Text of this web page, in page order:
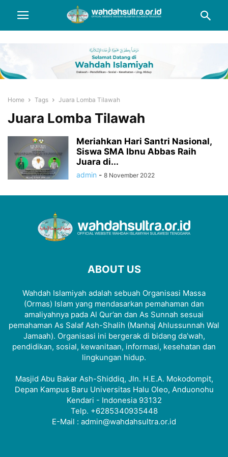
Home Tags Juara Lomba Tilawah
Juara Lomba Tilawah
Meriahkan Hari Santri Nasional,
Siswa SMA Ibnu Abbas Raih
Juara di...
admin - 8 November 2022
ABOUT US
Wahdah Islamiyah adalah sebuah Organisasi Massa
(Ormas) Islam yang mendasarkan pemahaman dan
amaliyahnya pada Al Qur’an dan As Sunnah sesuai
pemahaman As Salaf Ash-Shalih (Manhaj Ahlussunnah Wal
Jamaah). Organisasi ini bergerak di bidang da’wah,
pendidikan, sosial, kewanitaan, informasi, kesehatan dan
lingkungan hidup.
Masjid Abu Bakar Ash-Shiddiq, Jln. H.E.A. Mokodompit,
Depan Kampus Baru Universitas Halu Oleo, Anduonohu
Kendari - Indonesia 93132
Telp. +6285340935448
E-Mail : admin@wahdahsultra.or.id